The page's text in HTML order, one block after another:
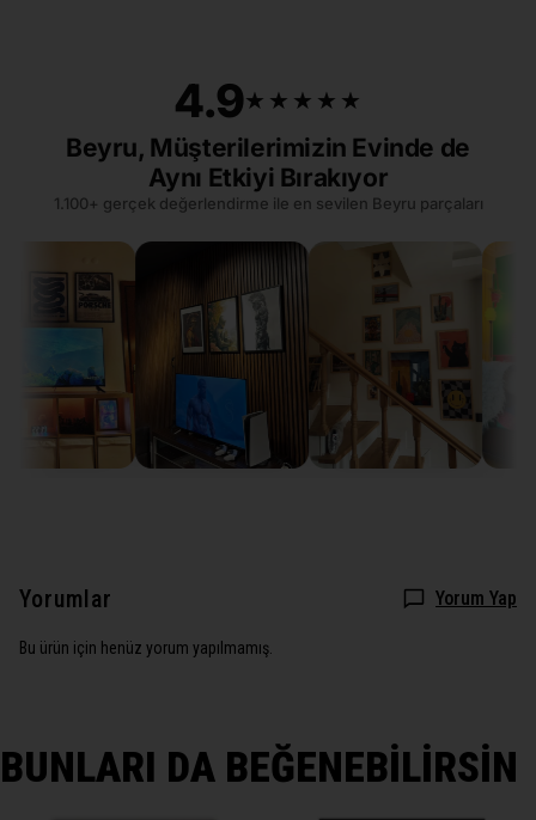
4.9★★★★★
★★★★★
Beyru, Müşterilerimizin Evinde de
Aynı Etkiyi Bırakıyor
1.100+ gerçek değerlendirme ile en sevilen Beyru parçaları
Yorumlar Yorum Yap
Bu ürün için henüz yorum yapılmamış.
BUNLARI DA BEĞENEBİLİRSİN